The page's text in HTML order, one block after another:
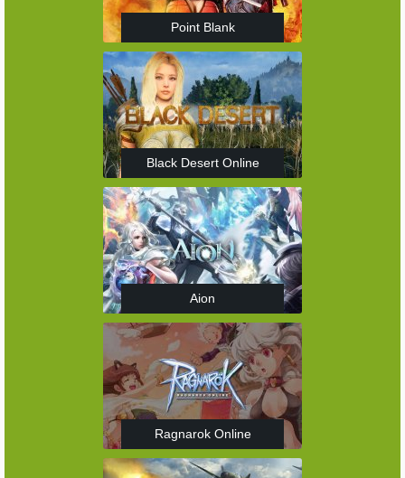
Point Blank
Black Desert Online
Aion
Ragnarok Online